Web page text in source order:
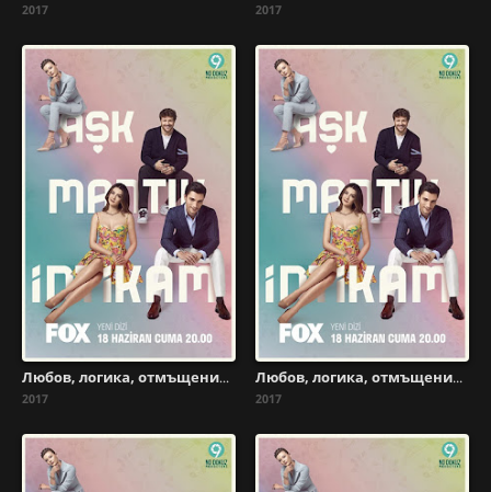
2017 2017
Любов, логика, отмъщение - Сезон 1 Епизод 26
2017
Любов, логика, отмъщение - Сезон 1 Епизод 24
2017